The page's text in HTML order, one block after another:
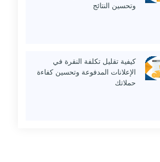
وتحسين النتائج
كيفية تقليل تكلفة النقرة في
الإعلانات المدفوعة وتحسين كفاءة
حملاتك